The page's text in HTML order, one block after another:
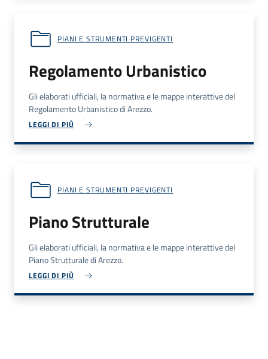
PIANI E STRUMENTI PREVIGENTI
Regolamento Urbanistico
Gli elaborati ufficiali, la normativa e le mappe interattive del
Regolamento Urbanistico di Arezzo.
LEGGI DI PIÙ
PIANI E STRUMENTI PREVIGENTI
Piano Strutturale
Gli elaborati ufficiali, la normativa e le mappe interattive del
Piano Strutturale di Arezzo.
LEGGI DI PIÙ